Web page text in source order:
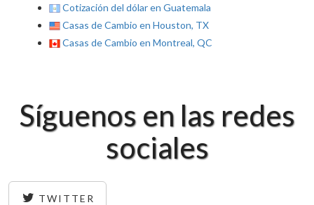
Cotización del dólar en Guatemala
Casas de Cambio en Houston, TX
Casas de Cambio en Montreal, QC
Síguenos en las redes
sociales
TWITTER